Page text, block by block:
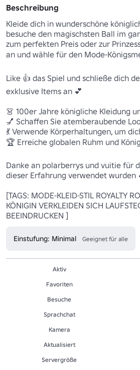
Beschreibung
Kleide dich in wunderschöne
besuche den magischsten Ball im
zum perfekten Preis oder zur
an und wähle für den Mode-
Like 👍 das Spiel und schließe dich
exklusive Items an 💕
👗 100er Jahre königliche Kleidung
💅 Schaffen Sie atemberaubende
💃 Verwende Körperhaltungen, um
🏆 Erreiche globalen Ruhm und
Danke an polarberrys und vuitie für
dieser Erfahrung verwendet wurden
[TAGS: MODE-KLEID-STIL ROYALTY
KÖNIGIN VERKLEIDEN SICH
BEEINDRUCKEN ]
Einstufung: Minimal Geeignet für alle
Aktiv
Favoriten
Besuche
Sprachchat
Kamera
Aktualisiert
Servergröße